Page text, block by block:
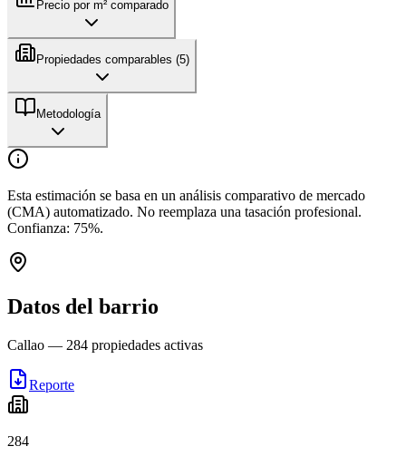
Precio por m² comparado
Propiedades comparables (5)
Metodología
Esta estimación se basa en un análisis comparativo de mercado
(CMA) automatizado. No reemplaza una tasación profesional.
Confianza: 75%.
Datos del barrio
Callao — 284 propiedades activas
Reporte
284